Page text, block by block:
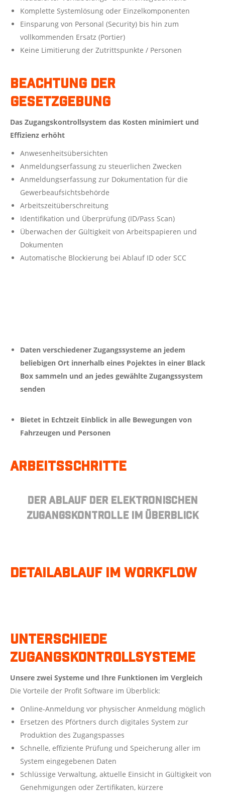
Komplette Systemlösung oder Einzelkomponenten
Einsparung von Personal (Security) bis hin zum
vollkommenden Ersatz (Portier)
Keine Limitierung der Zutrittspunkte / Personen
Beachtung der
Gesetzgebung
Das Zugangskontrollsystem das Kosten minimiert und
Effizienz erhöht
Anwesenheitsübersichten
Anmeldungserfassung zu steuerlichen Zwecken
Anmeldungserfassung zur Dokumentation für die
Gewerbeaufsichtsbehörde
Arbeitszeitüberschreitung
Identifikation und Überprüfung (ID/Pass Scan)
Überwachen der Gültigkeit von Arbeitspapieren und
Dokumenten
Automatische Blockierung bei Ablauf ID oder SCC
Daten verschiedener Zugangssysteme an jedem
beliebigen Ort innerhalb eines Pojektes in einer Black
Box sammeln und an jedes gewählte Zugangssystem
senden
Bietet in Echtzeit Einblick in alle Bewegungen von
Fahrzeugen und Personen
Arbeitsschritte
Der Ablauf der elektronischen
Zugangskontrolle im Überblick
Detailablauf im Workflow
Unterschiede
Zugangskontrollsysteme
Unsere zwei Systeme und Ihre Funktionen im Vergleich
Die Vorteile der Profit Software im Überblick:
Online-Anmeldung vor physischer Anmeldung möglich
Ersetzen des Pförtners durch digitales System zur
Produktion des Zugangspasses
Schnelle, effiziente Prüfung und Speicherung aller im
System eingegebenen Daten
Schlüssige Verwaltung, aktuelle Einsicht in Gültigkeit von
Genehmigungen oder Zertifikaten, kürzere